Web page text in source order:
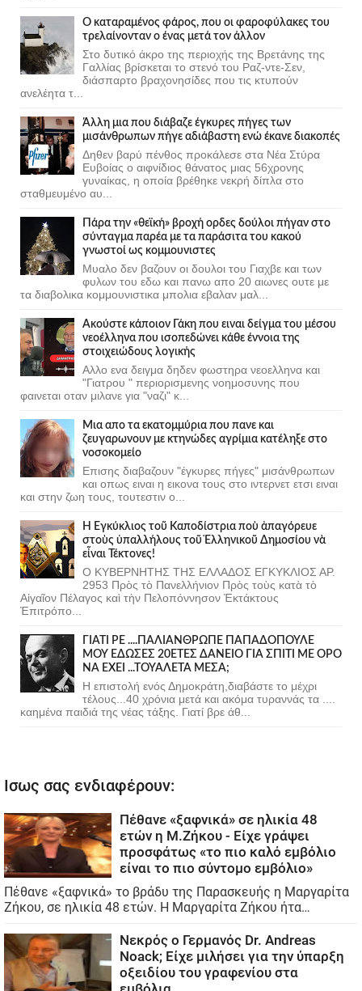
Ο καταραμένος φάρος, που οι φαροφύλακες του
τρελαίνονταν ο ένας μετά τον άλλον
Στο δυτικό άκρο της περιοχής της Βρετάνης της
Γαλλίας βρίσκεται το στενό του Ραζ-ντε-Σεν,
διάσπαρτο βραχονησίδες που τις κτυπούν
ανελέητα τ...
Άλλη μια που διάβαζε έγκυρες πήγες των
μισάνθρωπων πήγε αδιάβαστη ενώ έκανε διακοπές
Δηθεν βαρύ πένθος προκάλεσε στα Νέα Στύρα
Ευβοίας ο αιφνίδιος θάνατος μιας 56χρονης
γυναίκας, η οποία βρέθηκε νεκρή δίπλα στο
σταθμευμένο αυ...
Πάρα την «θεϊκή» βροχή ορδες δούλοι πήγαν στο
σύνταγμα παρέα με τα παράσιτα του κακού
γνωστοί ως κομμουνιστες
Μυαλο δεν βαζουν οι δουλοι του Γιαχβε και των
φυλων του εδω και πανω απο 20 αιωνες ουτε με
τα διαβολικα κομμουνιστικα μπολια εβαλαν μαλ...
Ακούστε κάποιον Γάκη που ειναι δείγμα του μέσου
νεοέλληνα που ισοπεδώνει κάθε έννοια της
στοιχειώδους λογικής
Αλλο ενα δειγμα δηδεν φωστηρα νεοελληνα και
"Γιατρου " περιορισμενης νοημοσυνης που
φαινεται οταν μιλανε για "ναζι" κ...
Μια απο τα εκατομμύρια που πανε και
ζευγαρωνουν με κτηνώδες αγρίμια κατέληξε στο
νοσοκομείο
Επισης διαβαζουν "έγκυρες πήγες" μισάνθρωπων
και οπως ειναι η εικονα τους στο ιντερνετ ετσι ειναι
και στην ζωη τους, τουτεστιν ο...
Ἡ Ἐγκύκλιος τοῦ Καποδίστρια ποὺ ἀπαγόρευε
στοὺς ὑπαλλήλους τοῦ Ἑλληνικοῦ Δημοσίου νὰ
εἶναι Τέκτονες!
Ο ΚΥΒΕΡΝΗΤΗΣ ΤΗΣ ΕΛΛΑΔΟΣ ΕΓΚΥΚΛΙΟΣ ΑΡ.
2953 Πρὸς τὸ Πανελλήνιον Πρὸς τοὺς κατὰ τὸ
Αἰγαῖον Πέλαγος καὶ τὴν Πελοπόννησον Ἐκτάκτους
Ἐπιτρόπο...
ΓΙΑΤΙ ΡΕ ....ΠΑΛΙΑΝΘΡΩΠΕ ΠΑΠΑΔΟΠΟΥΛΕ
ΜΟΥ ΕΔΩΣΕΣ 20ΕΤΕΣ ΔΑΝΕΙΟ ΓΙΑ ΣΠΙΤΙ ΜΕ ΟΡΟ
ΝΑ ΕΧΕΙ ...ΤΟΥΑΛΕΤΑ ΜΕΣΑ;
Η επιστολή ενός Δημοκράτη,διαβάστε το μέχρι
τέλους...40 χρόνια μετά και ακόμα τυραννάς τα ....
καημένα παιδιά της νέας τάξης. Γιατί βρε άθ...